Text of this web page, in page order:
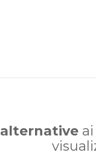
alternativeai